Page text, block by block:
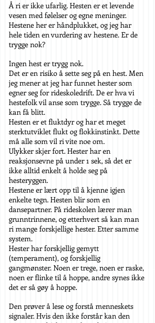
Å ri er ikke ufarlig. Hesten er et levende
vesen med følelser og egne meninger.
Hestene her er håndplukket, og jeg har
hele tiden en vurdering av hestene. Er de
trygge nok?
Ingen hest er trygg nok.
Det er en risiko å sette seg på en hest. Men
jeg mener at jeg har funnet hester som
egner seg for rideskoledrift. De er hva vi
hestefolk vil anse som trygge. Så trygge de
kan få blitt.
Hesten er et fluktdyr og har et meget
sterktutviklet flukt og flokkinstinkt. Dette
må alle som vil ri vite noe om.
Ulykker skjer fort. Hester har en
reaksjonsevne på under 1 sek, så det er
ikke alltid enkelt å holde seg på
hesteryggen.
Hestene er lært opp til å kjenne igjen
enkelte tegn. Hesten blir som en
dansepartner. På rideskolen lærer man
grunntrinnene, og etterhvert så kan man
ri mange forskjellige hester. Etter samme
system.
Hester har forskjellig gemytt
(temperament), og forskjellig
gangmønster. Noen er trege, noen er raske,
noen er flinke til å hoppe, andre synes ikke
det er så gøy å hoppe.
Den prøver å lese og forstå menneskets
signaler. Hvis den ikke forstår kan den